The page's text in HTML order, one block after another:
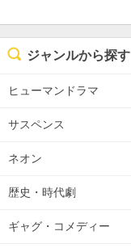
ジャンルから探す
ヒューマンドラマ
サスペンス
ネオン
歴史・時代劇
ギャグ・コメディー